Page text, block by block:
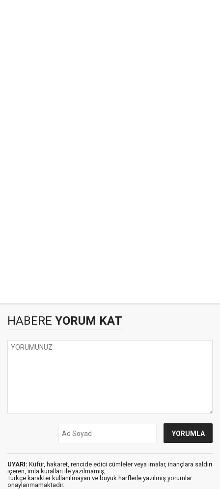
HABERE YORUM KAT
UYARI: Küfür, hakaret, rencide edici cümleler veya imalar, inançlara saldırı
içeren, imla kuralları ile yazılmamış,
Türkçe karakter kullanılmayan ve büyük harflerle yazılmış yorumlar
onaylanmamaktadır.